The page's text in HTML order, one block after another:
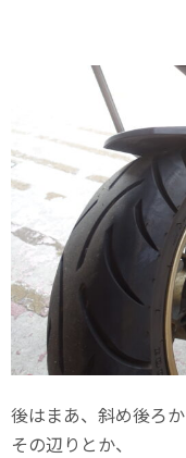
後はまあ、斜め後ろ
その辺りとか、